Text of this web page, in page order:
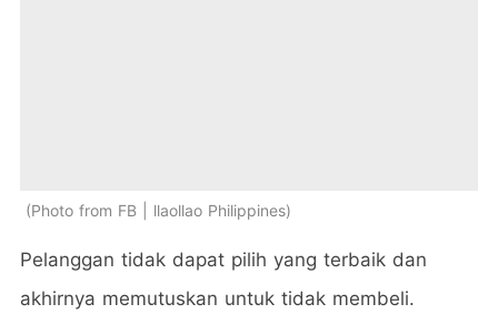
Photo from FB | llaollao Philippines
Pelanggan tidak dapat pilih yang terbaik dan
akhirnya memutuskan untuk tidak membeli.